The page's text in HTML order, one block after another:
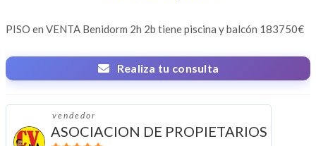
PISO en VENTA Benidorm 2h 2b tiene piscina y balcón 183750€
Realiza tu consulta
vendedor
ASOCIACION DE PROPIETARIOS